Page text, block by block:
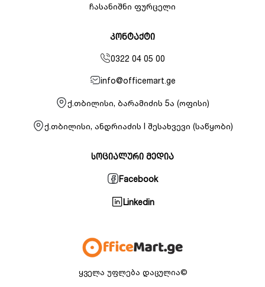
ყველა უფლება დაცულია©
ჩასანიშნი ფურცელი
კონტაქტი
0322 04 05 00
info@officemart.ge
ქ.თბილისი, ბარამიძის 5ა (ოფისი)
ქ.თბილისი, ანდრიაძის I შესახვევი (საწყობი)
სოციალური მედია
Facebook
Linkedin